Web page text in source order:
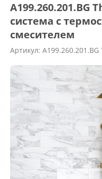
A199.260.201.BG
система с
смесителем
Артикул: A199.260.201.BG